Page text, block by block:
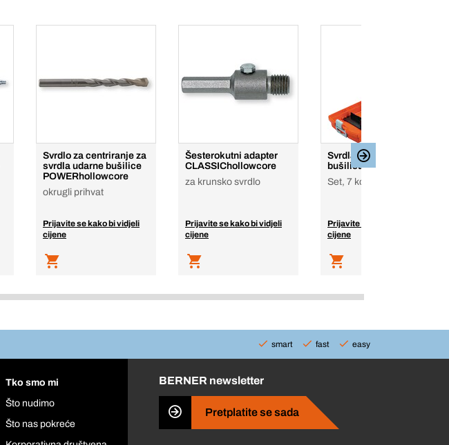
Svrdlo za centriranje za
svrdla udarne bušilice
POWERhollowcore
okrugli prihvat
Prijavite se kako bi vidjeli
cijene
Šesterokutni adapter
CLASSIChollowcore
za krunsko svrdlo
Prijavite se kako bi vidjeli
cijene
Svrdla za udarnu
bušilicu SUPERspeed II
Set, 7 komada u kutiji
Prijavite se kako bi vidjeli
cijene
smart fast easy
Tko smo mi
Što nudimo
Što nas pokreće
BERNER newsletter
Pretplatite se sada